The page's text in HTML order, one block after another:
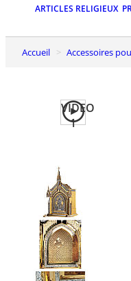
ARTICLES RELIGIEUX
Accueil Accessoires
VIDEO
1